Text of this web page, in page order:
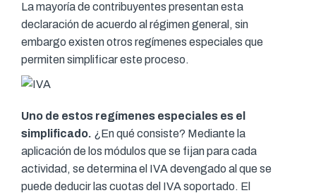
La mayoría de contribuyentes presentan esta
declaración de acuerdo al régimen general, sin
embargo existen otros regímenes especiales que
permiten simplificar este proceso.
Uno de estos regímenes especiales es el
simplificado. ¿En qué consiste? Mediante la
aplicación de los módulos que se fijan para cada
actividad, se determina el IVA devengado al que se
puede deducir las cuotas del IVA soportado. El